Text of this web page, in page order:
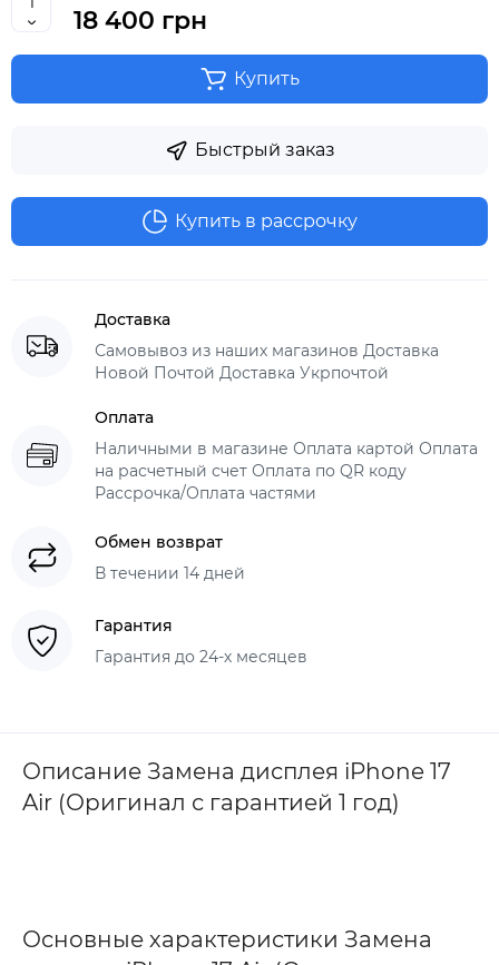
18 400 грн
Купить
Быстрый заказ
Купить в рассрочку
Доставка
Самовывоз из наших магазинов Доставка
Новой Почтой Доставка Укрпочтой
Оплата
Наличными в магазине Оплата картой Оплата
на расчетный счет Оплата по QR коду
Рассрочка/Оплата частями
Обмен возврат
В течении 14 дней
Гарантия
Гарантия до 24-х месяцев
Описание Замена дисплея iPhone 17
Air (Оригинал с гарантией 1 год)
Основные характеристики Замена